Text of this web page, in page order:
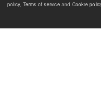
policy, Terms of service and Cookie